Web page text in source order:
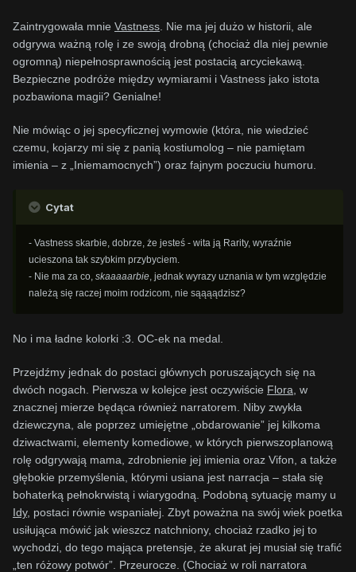
Zaintrygowała mnie Vastness . Nie ma jej dużo w historii, ale
odgrywa ważną rolę i ze swoją drobną (chociaż dla niej pewnie
ogromną) niepełnosprawnością jest postacią arcyciekawą.
Bezpieczne podróże między wymiarami i Vastness jako istota
pozbawiona magii? Genialne!
Nie mówiąc o jej specyficznej wymowie (która, nie wiedzieć
czemu, kojarzy mi się z panią kostiumolog – nie pamiętam
imienia – z „Iniemamocnych”) oraz fajnym poczuciu humoru.
Cytat
- Vastness skarbie, dobrze, że jesteś - wita ją Rarity, wyraźnie
ucieszona tak szybkim przybyciem.
- Nie ma za co, skaaaaarbie, jednak wyrazy uznania w tym względzie
należą się raczej moim rodzicom, nie sąąąądzisz?
No i ma ładne kolorki :3. OC-ek na medal.
Przejdźmy jednak do postaci głównych poruszających się na
dwóch nogach. Pierwsza w kolejce jest oczywiście Flora , w
znacznej mierze będąca również narratorem. Niby zwykła
dziewczyna, ale poprzez umiejętne „obdarowanie” jej kilkoma
dziwactwami, elementy komediowe, w których pierwszoplanową
rolę odgrywają mama, zdrobnienie jej imienia oraz Vifon, a także
głębokie przemyślenia, którymi usiana jest narracja – stała się
bohaterką pełnokrwistą i wiarygodną. Podobną sytuację mamy u
Idy, postaci równie wspaniałej. Zbyt poważna na swój wiek poetka
usiłująca mówić jak wieszcz natchniony, chociaż rzadko jej to
wychodzi, do tego mająca pretensje, że akurat jej musiał się trafić
„ten różowy potwór”. Przeurocze. (Chociaż w roli narratora